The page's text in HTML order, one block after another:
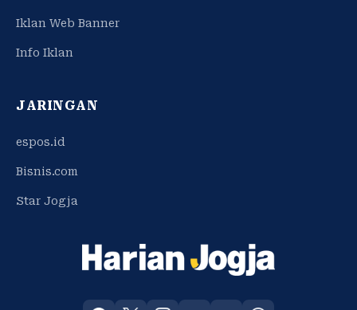
Iklan Web Banner
Info Iklan
JARINGAN
espos.id
Bisnis.com
Star Jogja